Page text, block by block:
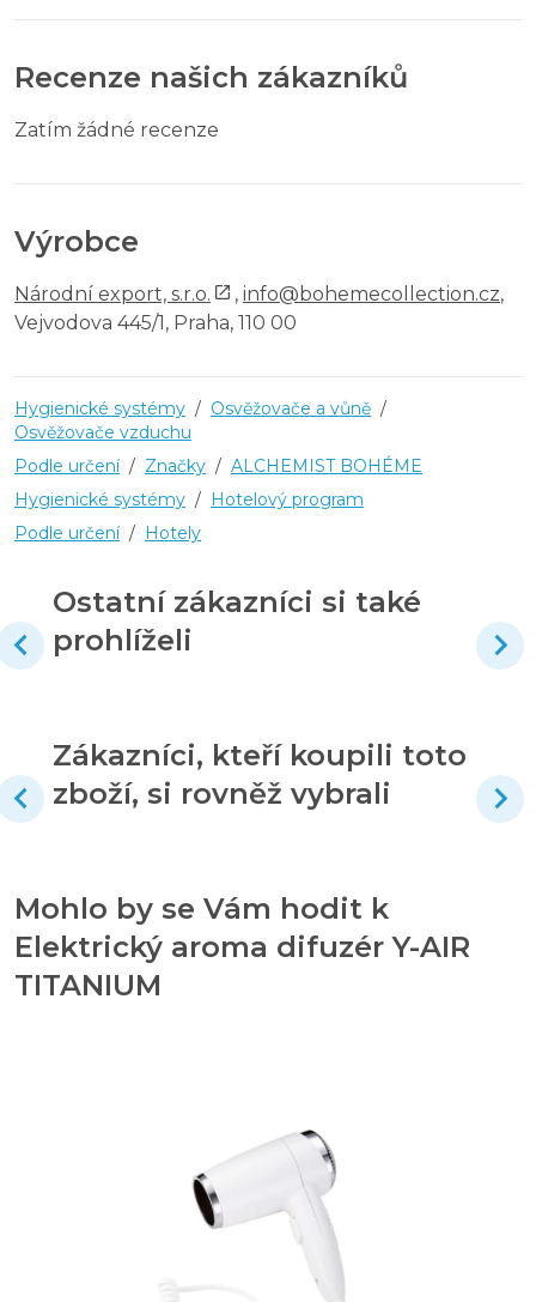
Recenze našich zákazníků
Zatím žádné recenze
Výrobce
Národní export, s.r.o. , info@bohemecollection.cz,
Vejvodova 445/1, Praha, 110 00
Hygienické systémy / Osvěžovače a vůně /
Osvěžovače vzduchu
Podle určení / Značky / ALCHEMIST BOHÉME
Hygienické systémy / Hotelový program
Podle určení / Hotely
Ostatní zákazníci si také
prohlíželi
Zákazníci, kteří koupili toto
zboží, si rovněž vybrali
Mohlo by se Vám hodit k
Elektrický aroma difuzér Y-AIR
TITANIUM